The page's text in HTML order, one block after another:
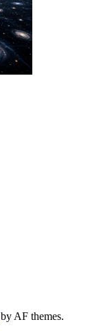
by AF themes.